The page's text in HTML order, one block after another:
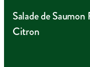
Salade de
Citron